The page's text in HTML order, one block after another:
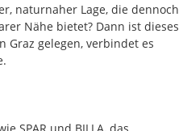
zur Loggia (ca. 6 m²) - ideal für
naturnaher Lage, die dennoch
Nähe bietet? Dann ist dieses
Graz gelegen, verbindet es